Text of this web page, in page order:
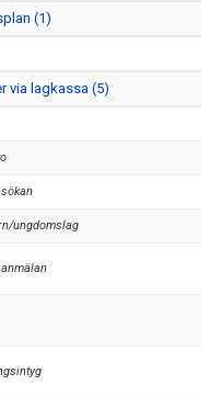
(1)
via lagkassa (5)
ungdomslag